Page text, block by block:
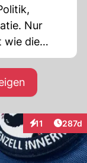
Nur
wie die
es
wird
11
Interaktionen
287d